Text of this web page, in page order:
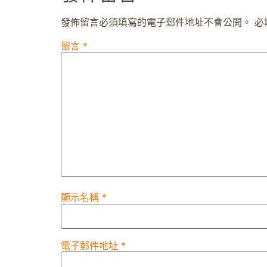
發佈留言必須填寫的電子郵件地址不會公開。 必
留言 *
顯示名稱 *
電子郵件地址 *